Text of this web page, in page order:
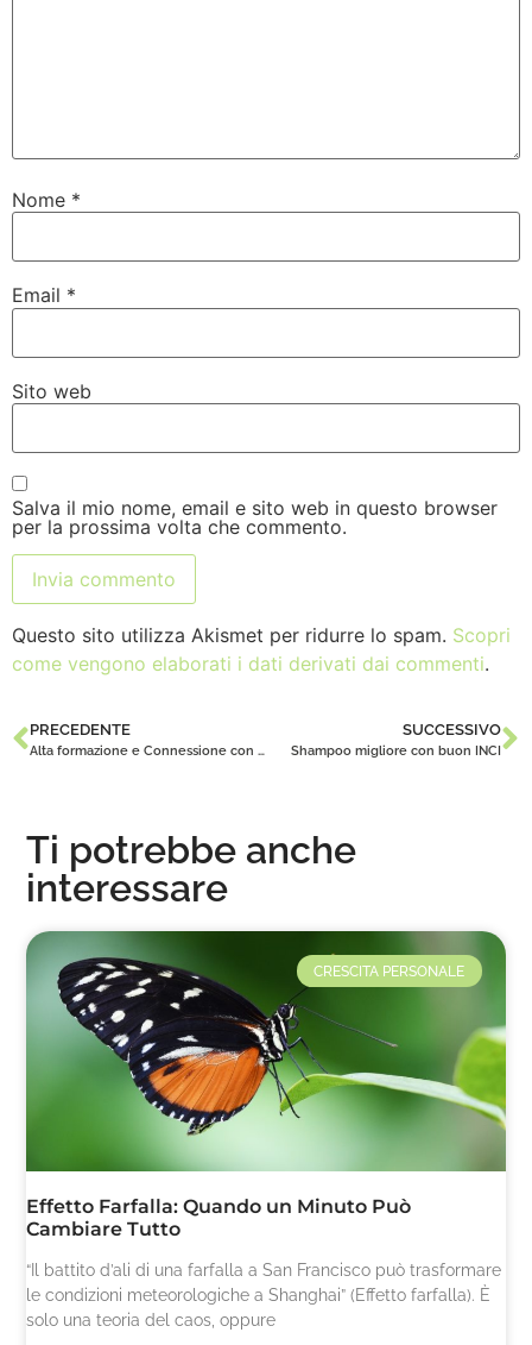
Nome *
Email *
Sito web
Salva il mio nome, email e sito web in questo browser
per la prossima volta che commento.
Questo sito utilizza Akismet per ridurre lo spam. Scopri
come vengono elaborati i dati derivati dai commenti.
PRECEDENTE
Alta formazione e Connessione con il Team Beauty Up
SUCCESSIVO
Shampoo migliore con buon INCI
Ti potrebbe anche
interessare
CRESCITA PERSONALE
Effetto Farfalla: Quando un Minuto Può
Cambiare Tutto
“Il battito d’ali di una farfalla a San Francisco può trasformare
le condizioni meteorologiche a Shanghai” (Effetto farfalla). È
solo una teoria del caos, oppure